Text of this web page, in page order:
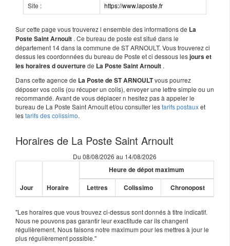
Site : https://www.laposte.fr
Sur cette page vous trouverez l ensemble des informations de La
Poste Saint Arnoult . Ce bureau de poste est situé dans le
département 14 dans la commune de ST ARNOULT. Vous trouverez ci
dessus les coordonnées du bureau de Poste et ci dessous lesjours et
les horaires d ouverturede La Poste Saint Arnoult .
Dans cette agence de La Poste de ST ARNOULTvous pourrez
déposer vos colis (ou récuper un colis), envoyer une lettre simple ou un
recommandé. Avant de vous déplacer n hesitez pas à appeler le
bureau de La Poste Saint Arnoult et/ou consulter lestarifs postauxet
lestarifs des colissimo.
Horaires de La Poste Saint Arnoult
Du 08/08/2026 au 14/08/2026
Jour Horaire
Heure de dépot maximum
Lettres Colissimo Chronopost
"Les horaires que vous trouvez ci-dessus sont donnés à titre indicatif.
Nous ne pouvons pas garantir leur exactitude car ils changent
régulièrement. Nous faisons notre maximum pour les mettres à jour le
plus régulièrement possible."